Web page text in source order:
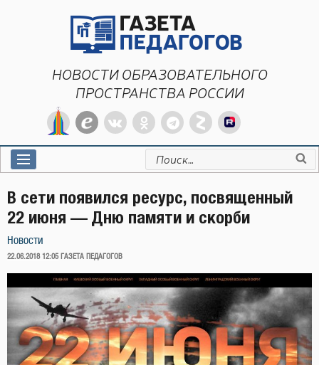
НОВОСТИ ОБРАЗОВАТЕЛЬНОГО
ПРОСТРАНСТВА РОССИИ
Искать:
В сети появился ресурс, посвященный
22 июня — Дню памяти и скорби
Новости
ОПУБЛИКОВАНО
22.06.2018 12:05 ГАЗЕТА ПЕДАГОГОВ